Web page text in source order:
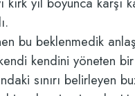
bu beklenmedik
kendini yöneten
sınırı belirleyen